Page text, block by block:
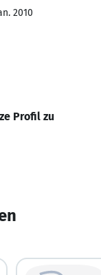
2010
Profil zu